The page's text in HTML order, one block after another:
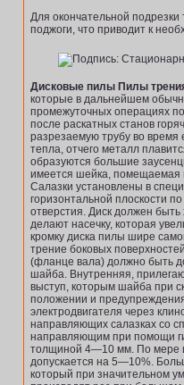
Для окончательной
поджоги, что приводит к
Дисковые пилы Пилы
которые в дальнейшем
промежуточных операциях
после раскатных станов
разрезаемую трубу во время
тепла, отчего металл
образуются большие
имеется шейка, помещаемая
Салазки установлены в
горизонтальной плоскости
отверстия. Диск должен
делают насечку, которая
кромку диска пилы шире
трение боковых
(фланце вала) должно быть
шайба. Внутрен­няя,
выступ, которым шайба при
положении и
электродвигателя через
направляющих салазках со
направляющим при помощи
толщиной 4—10 мм. По мере
допускается на 5—10%.
который при значительном